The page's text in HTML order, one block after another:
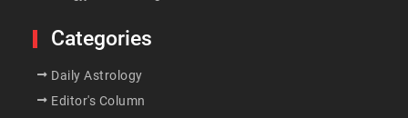
Categories
Daily Astrology
Editor's Column